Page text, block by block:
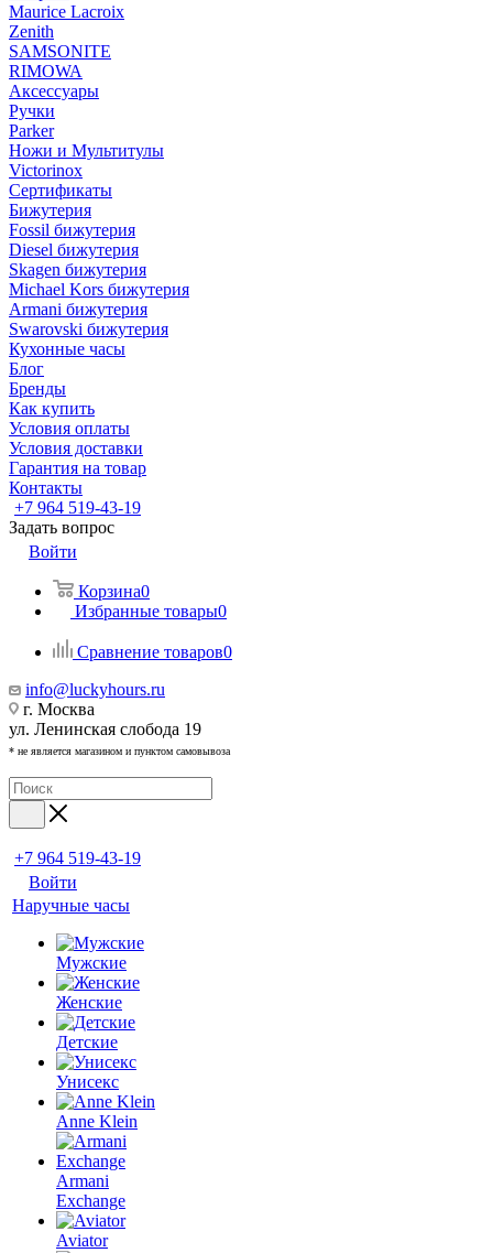
Maurice Lacroix
Zenith
SAMSONITE
RIMOWA
Аксессуары
Ручки
Parker
Ножи и Мультитулы
Victorinox
Сертификаты
Бижутерия
Fossil бижутерия
Diesel бижутерия
Skagen бижутерия
Michael Kors бижутерия
Armani бижутерия
Swarovski бижутерия
Кухонные часы
Блог
Бренды
Как купить
Условия оплаты
Условия доставки
Гарантия на товар
Контакты
+7 964 519-43-19
Задать вопрос
Войти
Корзина0
Избранные товары0
Сравнение товаров0
info@luckyhours.ru
г. Москва
ул. Ленинская слобода 19
* не является магазином и пунктом самовывоза
+7 964 519-43-19
Войти
Наручные часы
Мужские
Женские
Детские
Унисекс
Anne Klein
Armani
Exchange
Aviator